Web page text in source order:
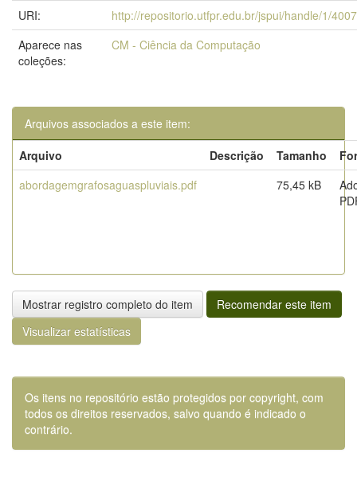
URI:
http://repositorio.utfpr.edu.br/jspui/handle/1/
Aparece nas
coleções:
CM - Ciência da Computação
Arquivos associados a este item:
Arquivo
Descrição Tamanho
abordagemgrafosaguaspluviais.pdf
75,45 kB
Mostrar registro completo do item
Recomendar este item
Visualizar estatísticas
Os itens no repositório estão protegidos por copyright, com
todos os direitos reservados, salvo quando é indicado o
contrário.